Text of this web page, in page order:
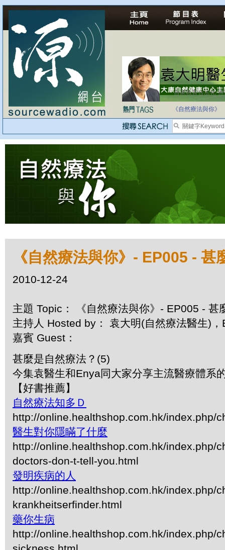
自家教育合法化-
《自然療法與你》
《自然療法與你》- EP005 -
2010-12-24
主題 Topic： 《自然療法與你》- EP005 - 甚
主持人 Hosted by： 袁大明(自然療法醫生)，
嘉賓 Guest：
甚麼是自然療法？(5)
今集袁醫生和Enya同大家分享主流醫療體系
【好書推薦】
自然療法知多Ｄ
http://online.healthshop.com.hk/index.php/
醫生對你隱瞞了什麼
http://online.healthshop.com.hk/index.php/
doctors-don-t-tell-you.html
發明疾病的人
http://online.healthshop.com.hk/index.php/
krankheitserfinder.html
藥你生病
http://online.healthshop.com.hk/index.php/